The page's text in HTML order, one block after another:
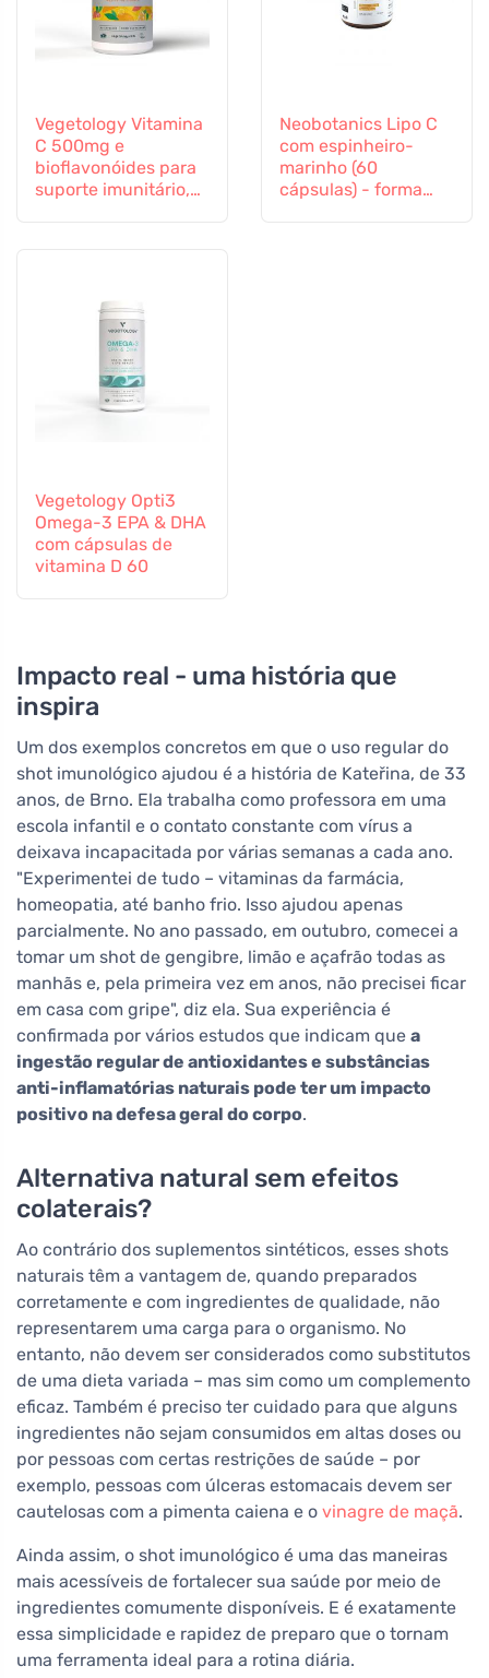
Vegetology Vitamina
C 500mg e
bioflavonóides para
suporte imunitário,
Neobotanics Lipo C
com espinheiro-
marinho (60
cápsulas) - forma
Vegetology Opti3
Omega-3 EPA & DHA
com cápsulas de
vitamina D 60
Impacto real - uma história que
inspira
Um dos exemplos concretos em que o uso regular do
shot imunológico ajudou é a história de Kateřina, de 33
anos, de Brno. Ela trabalha como professora em uma
escola infantil e o contato constante com vírus a
deixava incapacitada por várias semanas a cada ano.
"Experimentei de tudo – vitaminas da farmácia,
homeopatia, até banho frio. Isso ajudou apenas
parcialmente. No ano passado, em outubro, comecei a
tomar um shot de gengibre, limão e açafrão todas as
manhãs e, pela primeira vez em anos, não precisei ficar
em casa com gripe", diz ela. Sua experiência é
confirmada por vários estudos que indicam que a
ingestão regular de antioxidantes e substâncias
anti-inflamatórias naturais pode ter um impacto
positivo na defesa geral do corpo.
Alternativa natural sem efeitos
colaterais?
Ao contrário dos suplementos sintéticos, esses shots
naturais têm a vantagem de, quando preparados
corretamente e com ingredientes de qualidade, não
representarem uma carga para o organismo. No
entanto, não devem ser considerados como substitutos
de uma dieta variada – mas sim como um complemento
eficaz. Também é preciso ter cuidado para que alguns
ingredientes não sejam consumidos em altas doses ou
por pessoas com certas restrições de saúde – por
exemplo, pessoas com úlceras estomacais devem ser
cautelosas com a pimenta caiena e o vinagre de maçã.
Ainda assim, o shot imunológico é uma das maneiras
mais acessíveis de fortalecer sua saúde por meio de
ingredientes comumente disponíveis. E é exatamente
essa simplicidade e rapidez de preparo que o tornam
uma ferramenta ideal para a rotina diária.